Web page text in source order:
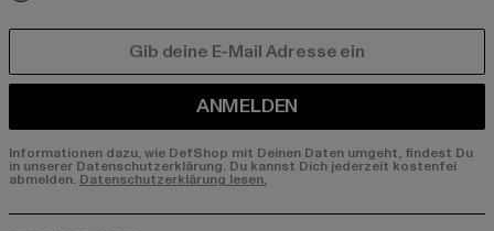
ANMELDEN
Informationen dazu, wie DefShop mit Deinen Daten umgeht, findest Du
in unserer Datenschutzerklärung. Du kannst Dich jederzeit kostenfei
abmelden. Datenschutzerklärung lesen.